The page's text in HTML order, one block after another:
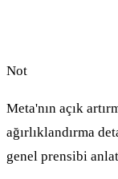
Not
Meta'nın açık
ağırlıklandırma
genel prensibi